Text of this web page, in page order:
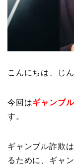
こんにちは、じん
今回はギャンブ
す。
ギャンブル詐欺
るために、ギャ